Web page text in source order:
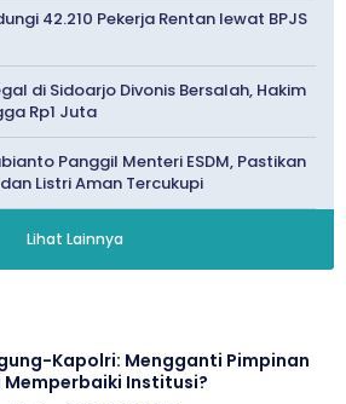
42.210 Pekerja Rentan lewat BPJS
di Sidoarjo Divonis Bersalah, Hakim
Rp1 Juta
Panggil Menteri ESDM, Pastikan
Listri Aman Tercukupi
Lihat Lainnya
Kapolri: Mengganti Pimpinan
Institusi?